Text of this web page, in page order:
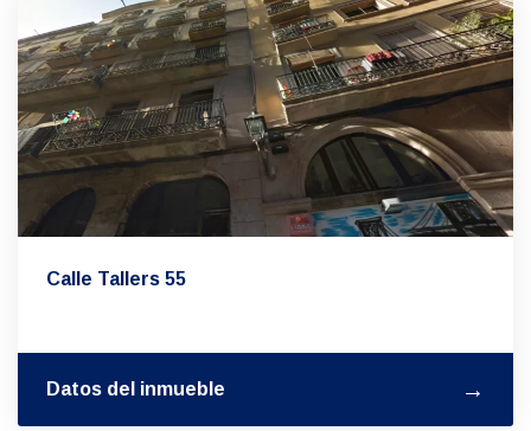
Calle Tallers 55
Datos del inmueble